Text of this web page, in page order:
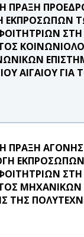
ΠΡΑΞΗ
ΕΚΠΡΟΣΩΠΩΝ
ΣΤΗ
ΑΙΓΑΙΟΥ ΓΙΑ
ΠΡΑΞΗ ΑΓΟΝΗΣ
ΣΤΗ
ΜΗΧΑΝΙΚΩΝ
ΤΗΣ